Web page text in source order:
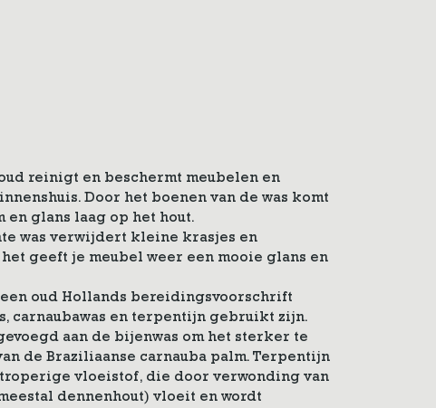
reinigt en beschermt meubelen en
Door het boenen van de was komt
en glans laag op het hout.
was verwijdert kleine krasjes en
geeft je meubel weer een mooie glans en
een oud Hollands bereidingsvoorschrift
carnaubawas en terpentijn gebruikt zijn.
aan de bijenwas om het sterker te
de Braziliaanse carnauba palm. Terpentijn
vloeistof, die door verwonding van
dennenhout) vloeit en wordt